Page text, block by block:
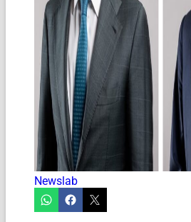
Newslab